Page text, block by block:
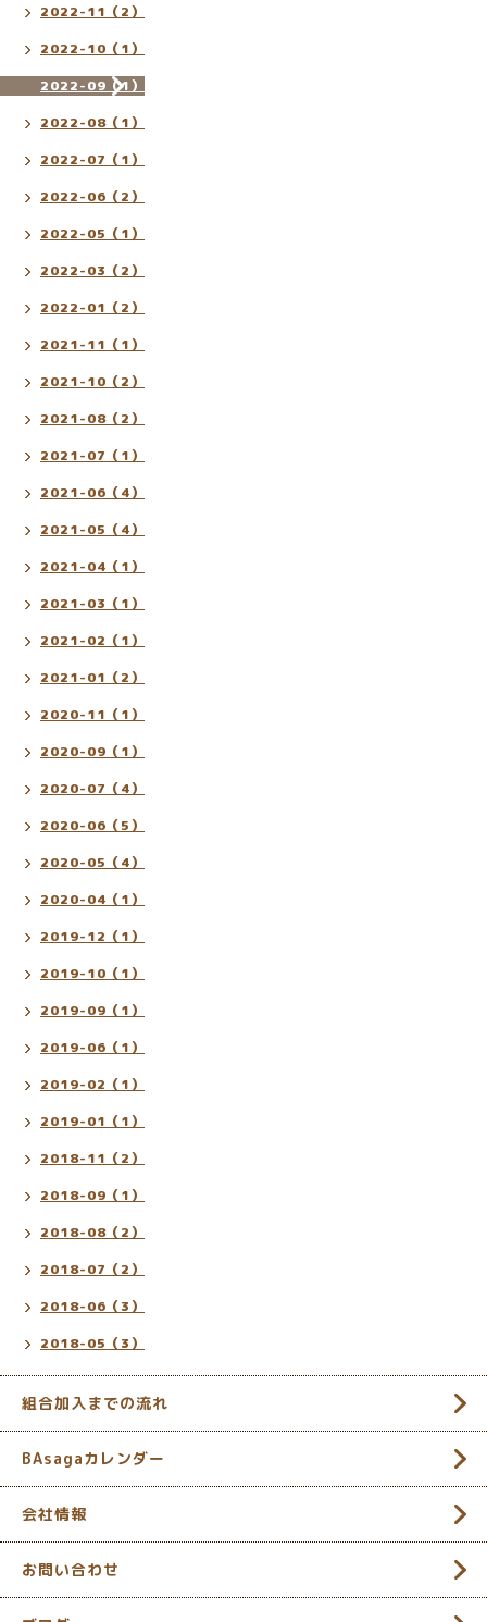
2022-11（2）
2022-10（1）
2022-09（1）
2022-08（1）
2022-07（1）
2022-06（2）
2022-05（1）
2022-03（2）
2022-01（2）
2021-11（1）
2021-10（2）
2021-08（2）
2021-07（1）
2021-06（4）
2021-05（4）
2021-04（1）
2021-03（1）
2021-02（1）
2021-01（2）
2020-11（1）
2020-09（1）
2020-07（4）
2020-06（5）
2020-05（4）
2020-04（1）
2019-12（1）
2019-10（1）
2019-09（1）
2019-06（1）
2019-02（1）
2019-01（1）
2018-11（2）
2018-09（1）
2018-08（2）
2018-07（2）
2018-06（3）
2018-05（3）
組合加入までの流れ
BAsagaカレンダー
会社情報
お問い合わせ